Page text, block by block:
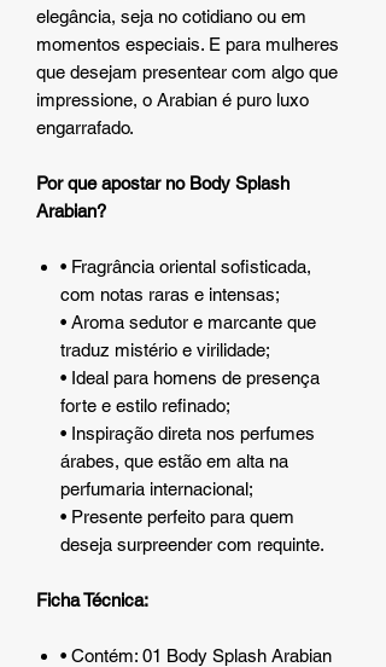
elegância, seja no cotidiano ou em
momentos especiais. E para mulheres
que desejam presentear com algo que
impressione, o Arabian é puro luxo
engarrafado.
Por que apostar no Body Splash
Arabian?
• Fragrância oriental sofisticada,
com notas raras e intensas;
• Aroma sedutor e marcante que
traduz mistério e virilidade;
• Ideal para homens de presença
forte e estilo refinado;
• Inspiração direta nos perfumes
árabes, que estão em alta na
perfumaria internacional;
• Presente perfeito para quem
deseja surpreender com requinte.
Ficha Técnica:
• Contém: 01 Body Splash Arabian